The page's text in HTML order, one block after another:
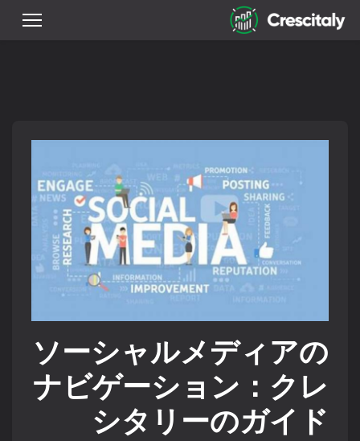
ソーシャルメディアの
ナビゲーション：クレ
シタリーのガイド